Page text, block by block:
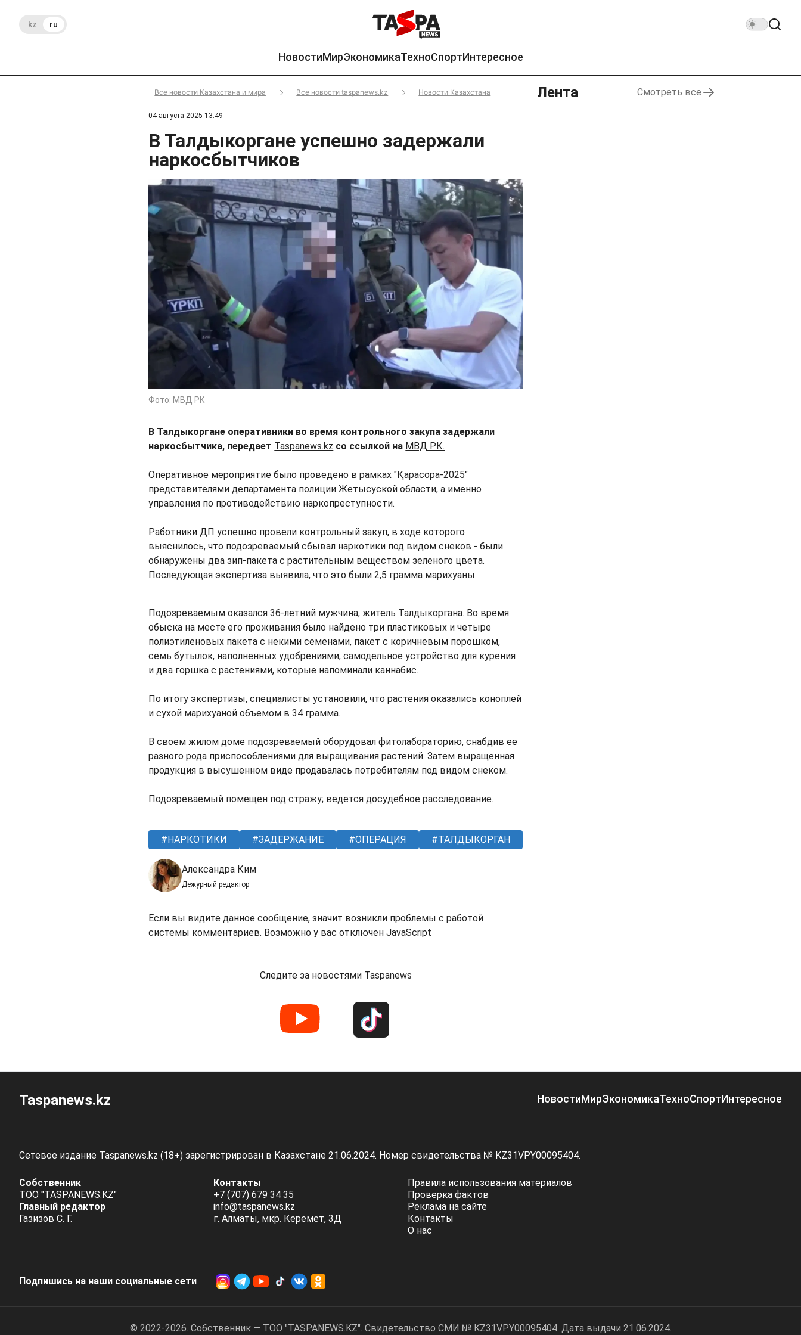
kz ru
НовостиМирЭкономикаТехноСпортИнтересное
Все новости Казахстана и мира Все новости taspanews.kz Новости Казахстана
04 августа 2025 13:49
В Талдыкоргане успешно задержали
наркосбытчиков
Фото: МВД РК
В Талдыкоргане оперативники во время контрольного закупа задержали
наркосбытчика, передает Taspanews.kz со ссылкой на МВД РК.
Оперативное мероприятие было проведено в рамках "Қарасора-2025"
представителями департамента полиции Жетысуской области, а именно
управления по противодействию наркопреступности.
Работники ДП успешно провели контрольный закуп, в ходе которого
выяснилось, что подозреваемый сбывал наркотики под видом снеков - были
обнаружены два зип-пакета с растительным веществом зеленого цвета.
Последующая экспертиза выявила, что это были 2,5 грамма марихуаны.
Подозреваемым оказался 36-летний мужчина, житель Талдыкоргана. Во время
обыска на месте его проживания было найдено три пластиковых и четыре
полиэтиленовых пакета с некими семенами, пакет с коричневым порошком,
семь бутылок, наполненных удобрениями, самодельное устройство для курения
и два горшка с растениями, которые напоминали каннабис.
По итогу экспертизы, специалисты установили, что растения оказались коноплей
и сухой марихуаной объемом в 34 грамма.
В своем жилом доме подозреваемый оборудовал фитолабораторию, снабдив ее
разного рода приспособлениями для выращивания растений. Затем выращенная
продукция в высушенном виде продавалась потребителям под видом снеком.
Подозреваемый помещен под стражу; ведется досудебное расследование.
НАРКОТИКИ ЗАДЕРЖАНИЕ ОПЕРАЦИЯ ТАЛДЫКОРГАН
Александра Ким
Дежурный редактор
Если вы видите данное сообщение, значит возникли проблемы с работой
системы комментариев. Возможно у вас отключен JavaScript
Следите за новостями Taspanews
Лента Смотреть все
Taspanews.kz НовостиМирЭкономикаТехноСпортИнтересное
Сетевое издание Taspanews.kz (18+) зарегистрирован в Казахстане 21.06.2024. Номер свидетельства № KZ31VPY00095404.
Собственник
ТОО "TASPANEWS.KZ"
Главный редактор
Газизов С. Г.
Контакты
+7 (707) 679 34 35
info@taspanews.kz
г. Алматы, мкр. Керемет, 3Д
Правила использования материалов
Проверка фактов
Реклама на сайте
Контакты
О нас
Подпишись на наши социальные cети
© 2022-2026. Собственник — ТОО "TASPANEWS.KZ". Cвидетельство СМИ № KZ31VPY00095404. Дата выдачи 21.06.2024.